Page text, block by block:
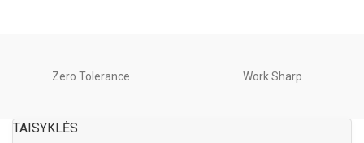
Zero Tolerance Work Sharp
TAISYKLĖS